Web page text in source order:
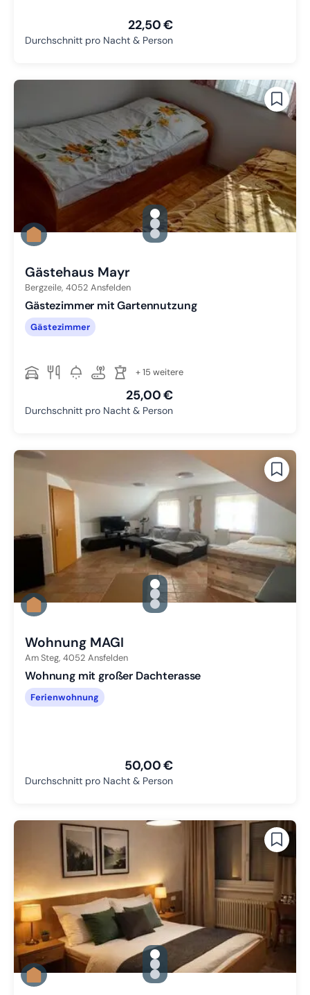
22,50 €
Durchschnitt pro Nacht & Person
gallery.slide_selector
Zu Slide 1 wechseln
Zu Slide 2 wechseln
Zu Slide 3 wechseln
Gästehaus Mayr
Bergzeile, 4052 Ansfelden
Gästezimmer mit Gartennutzung
Gästezimmer
+ 15 weitere
25,00 €
Durchschnitt pro Nacht & Person
gallery.slide_selector
Zu Slide 1 wechseln
Zu Slide 2 wechseln
Zu Slide 3 wechseln
Wohnung MAGI
Am Steg, 4052 Ansfelden
Wohnung mit großer Dachterasse
Ferienwohnung
50,00 €
Durchschnitt pro Nacht & Person
gallery.slide_selector
Zu Slide 1 wechseln
Zu Slide 2 wechseln
Zu Slide 3 wechseln